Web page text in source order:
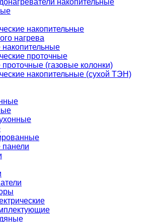
накопительные
накопительные
нагрева
накопительные
проточные
проточные (газовые колонки)
накопительные (сухой ТЭН)
панели